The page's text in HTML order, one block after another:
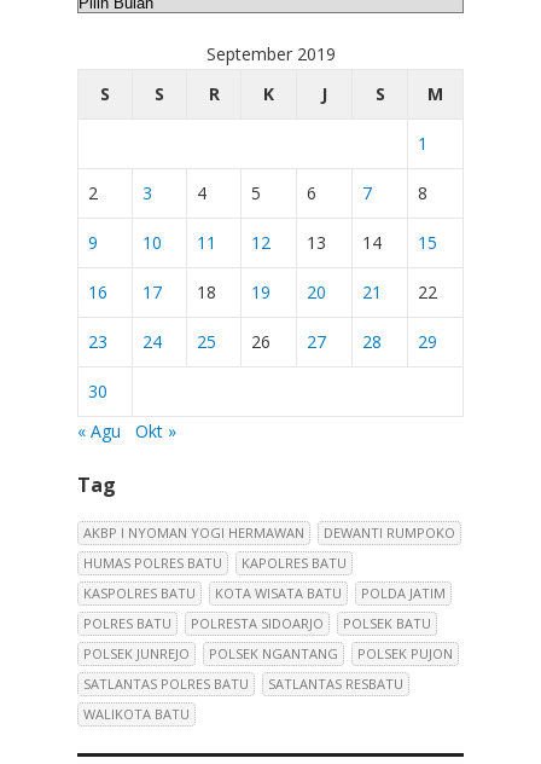
September 2019
S
S R K J S M
1
2 3 4 5 6 7 8
9 10 11 12 13 14 15
16 17 18 19 20 21 22
23 24 25 26 27 28 29
30
« Agu
Okt »
Tag
AKBP I NYOMAN YOGI HERMAWAN
DEWANTI RUMPOKO
HUMAS POLRES BATU
KAPOLRES BATU
KASPOLRES BATU
KOTA WISATA BATU
POLDA JATIM
POLRES BATU
POLRESTA SIDOARJO
POLSEK BATU
POLSEK JUNREJO
POLSEK NGANTANG
POLSEK PUJON
SATLANTAS POLRES BATU
SATLANTAS RESBATU
WALIKOTA BATU